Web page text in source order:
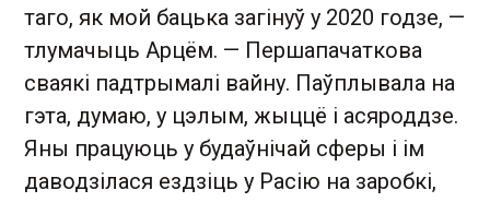
таго, як мой бацька загінуў у 2020 годзе, —
тлумачыць Арцём. — Першапачаткова
сваякі падтрымалі вайну. Паўплывала на
гэта, думаю, у цэлым, жыццё і асяроддзе.
Яны працуюць у будаўнічай сферы і ім
даводзілася ездзіць у Расію на заробкі,